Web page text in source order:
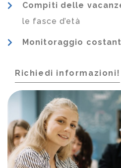
Compiti delle
le fasce d’età
Monitoraggio
Richiedi informazioni!